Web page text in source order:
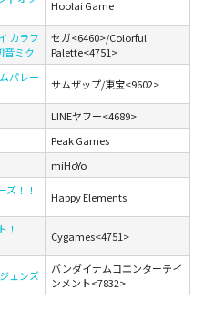
Hoolai Game
カラフ
音ミク
セガ<6460>/Colorful
Palette<4751>
パレー
サムザップ/東宝<9602>
LINEヤフー<4689>
Peak Games
miHoYo
ズ！！
Happy Elements
！
Cygames<4751>
ェンズ
バンダイナムコエンターテイ
ンメント<7832>